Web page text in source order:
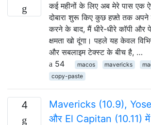
कई महीनों के लिए अब मेरे पास एक
दोबारा शुरू किए कुछ हफ़्ते तक अपने
करने के बाद, मैं धीरे-धीरे कॉपी और
क्षमता खो दूंगा। पहले यह केवल
और सबलाइम टेक्स्ट के बीच है, …
54
macos mavericks
copy-paste
4
Mavericks (10.9),
और El Capitan (10.11)